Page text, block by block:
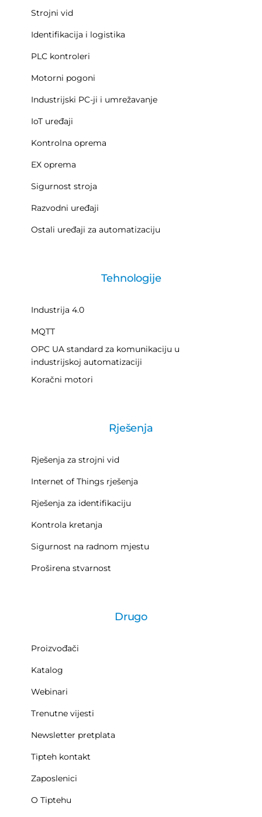
Strojni vid
Identifikacija i logistika
PLC kontroleri
Motorni pogoni
Industrijski PC-ji i umrežavanje
IoT uređaji
Kontrolna oprema
EX oprema
Sigurnost stroja
Razvodni uređaji
Ostali uređaji za automatizaciju
Tehnologije
Industrija 4.0
MQTT
OPC UA standard za komunikaciju u
industrijskoj automatizaciji
Koračni motori
Rješenja
Rješenja za strojni vid
Internet of Things rješenja
Rješenja za identifikaciju
Kontrola kretanja
Sigurnost na radnom mjestu
Proširena stvarnost
Drugo
Proizvođači
Katalog
Webinari
Trenutne vijesti
Newsletter pretplata
Tipteh kontakt
Zaposlenici
O Tiptehu